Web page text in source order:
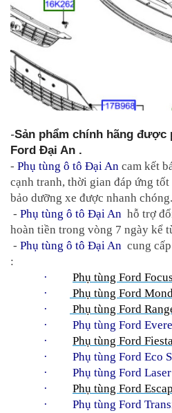
-Sản phẩm chính hãng
Ford Đại An .
- Phụ tùng ô tô Đại An cam kết
cạnh tranh, thời gian đáp ứng
bảo dưỡng xe được nhanh chóng.
- Phụ tùng ô tô Đại An hỗ trợ
hoàn tiền trong vòng 7 ngày kể
- Phụ tùng ô tô Đại An cung
:
· Phụ tùng Ford Focus
·
Phụ tùng Ford
·
Phụ tùng Ford
·
Phụ tùng Ford
· Phụ tùng Ford
·
Phụ tùng Ford Eco
·
Phụ tùng Ford Laser
· Phụ tùng Ford
·
Phụ tùng Ford